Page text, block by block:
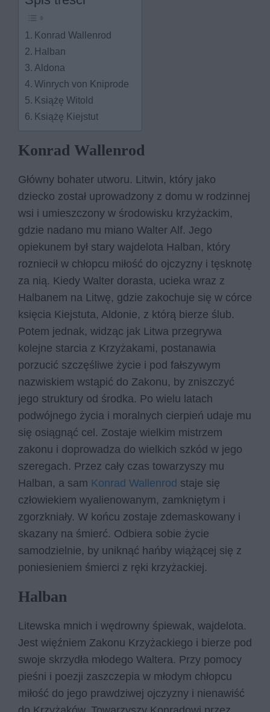
Konrad Wallenrod
Halban
Aldona
Winrych von Kniprode
Książę Witold
Książę Kiejstut
Konrad Wallenrod
Główny bohater utworu. Litwin, który jako
dziecko został uprowadzony z domu w rodzinnej
wsi i umieszczony w środowisku krzyżackim,
gdzie nadano mu miano Walter Alf. Jego
opiekunem był stary wajdelota Halban, który
rozniecił w chłopcu miłość do ojczyzny i tęsknotę
za nią. Kiedy Walter dorasta, ucieka wraz z
Halbanem na Litwę, gdzie zakochuje się w córce
księcia Kiejstuta, Aldonie, z którą bierze ślub.
Potem jednak, widząc jak Litwa przegrywa
kolejne starcia z Krzyżakami, postanawia
porzucić szczęśliwe życie i pod fałszywym
nazwiskiem wstąpić do Zakonu, by zniszczyć
jego struktury od środka. Po wielu latach
podwójnego życia i moralnych cierpień udaje mu
się osiągnąć cel. Zostaje wielkim mistrzem
zakonu i doprowadza do wielkich szkód w jego
szeregach. Przez cały czas towarzyszy mu
Halban, a sam Konrad Wallenrod staje się
człowiekiem wyalienowanym, zamkniętym i
zgorzkniały. W końcu zostaje zdemaskowany i
skazany na śmierć. Odbiera sobie życie
samodzielnie, by uniknąć hańby wiążącej się z
poniesieniem śmierci z ręki krzyżackiej.
Halban
Litewska mnich i wędrowny śpiewak, wajdelota.
Jest więźniem Zakonu Krzyżackiego i bierze pod
swoje skrzydła młodego Waltera. Przy pomocy
pieśni i poezji zaszczepia w młodym chłopcu
miłość do jego prawdziwej ojczyzny i nienawiść